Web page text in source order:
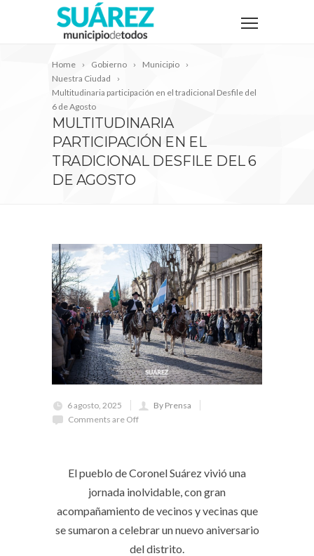
Home Gobierno
Municipio
Nuestra Ciudad
Multitudinaria participación en el tradicional Desfile del
6 de Agosto
MULTITUDINARIA
PARTICIPACIÓN EN EL
TRADICIONAL DESFILE DEL 6
DE AGOSTO
6 agosto, 2025
By Prensa
Comments are Off
El pueblo de Coronel Suárez vivió una
jornada inolvidable, con gran
acompañamiento de vecinos y vecinas que
se sumaron a celebrar un nuevo aniversario
del distrito.